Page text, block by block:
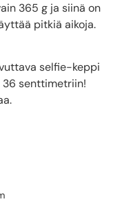
365 g ja siinä on
pitkiä aikoja.
selfie-keppi
senttimetriin!